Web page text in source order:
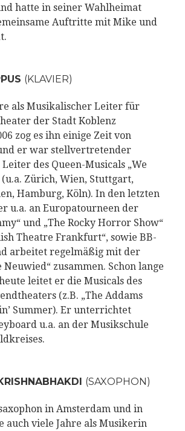
hatte in seiner Wahlheimat
Auftritte mit Mike und
(KLAVIER)
als Musikalischer Leiter für
der Stadt Koblenz
zog es ihn einige Zeit von
er war stellvertretender
des Queen-Musicals „We
Zürich, Wien, Stuttgart,
Hamburg, Köln). In den letzten
u.a. an Europatourneen der
und „The Rocky Horror Show“
Theatre Frankfurt“, sowie BB-
arbeitet regelmäßig mit der
Neuwied“ zusammen. Schon lange
leitet er die Musicals des
(z.B. „The Addams
Summer). Er unterrichtet
u.a. an der Musikschule
(SAXOPHON)
in Amsterdam und in
auch viele Jahre als Musikerin